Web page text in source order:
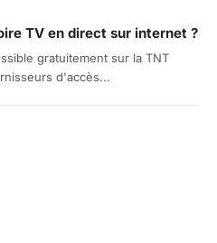
TV en direct sur internet ?
gratuitement sur la TNT
d'accès...